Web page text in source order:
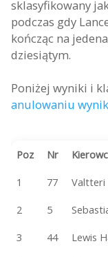
sklasyfikowany
podczas gdy
kończąc na
dziesiątym.
Poniżej wyniki i
anulowaniu
Poz Nr
1
77
2
5
3
44 Lewis